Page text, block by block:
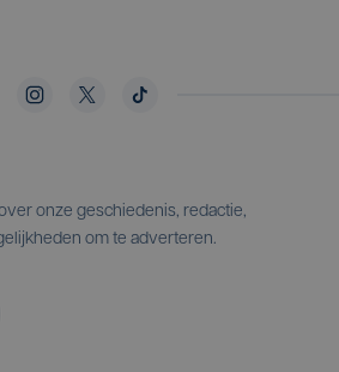
onze geschiedenis, redactie,
om te adverteren.